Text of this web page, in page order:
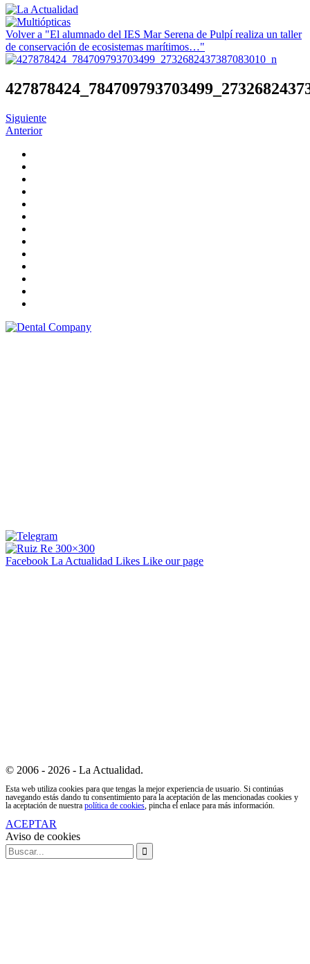
Volver a "El alumnado del IES Mar Serena de Pulpí realiza un taller
de conservación de ecosistemas marítimos…"
Siguiente
Anterior
Facebook La Actualidad Likes Like our page
© 2006 - 2026 - La Actualidad.
Esta web utiliza cookies para que tengas la mejor experiencia de usuario. Si continúas
navegando estás dando tu consentimiento para la aceptación de las mencionadas cookies y
la aceptación de nuestra política de cookies, pincha el enlace para más información.
ACEPTAR
Aviso de cookies